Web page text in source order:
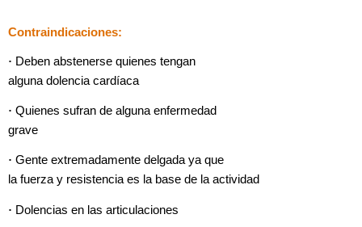
Contraindicaciones:
· Deben abstenerse quienes tengan
alguna dolencia cardíaca
· Quienes sufran de alguna enfermedad
grave
· Gente extremadamente delgada ya que
la fuerza y resistencia es la base de la actividad
· Dolencias en las articulaciones